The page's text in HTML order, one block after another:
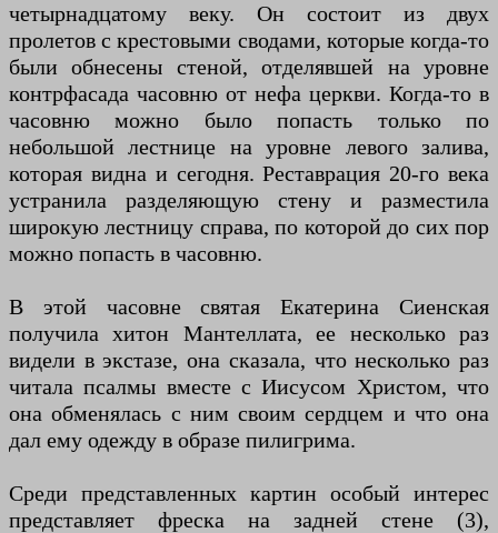
четырнадцатому веку. Он состоит из двух
пролетов с крестовыми сводами, которые когда-то
были обнесены стеной, отделявшей на уровне
контрфасада часовню от нефа церкви. Когда-то в
часовню можно было попасть только по
небольшой лестнице на уровне левого залива,
которая видна и сегодня. Реставрация 20-го века
устранила разделяющую стену и разместила
широкую лестницу справа, по которой до сих пор
можно попасть в часовню.
В этой часовне святая Екатерина Сиенская
получила хитон Мантеллата, ее несколько раз
видели в экстазе, она сказала, что несколько раз
читала псалмы вместе с Иисусом Христом, что
она обменялась с ним своим сердцем и что она
дал ему одежду в образе пилигрима.
Среди представленных картин особый интерес
представляет фреска на задней стене (3),